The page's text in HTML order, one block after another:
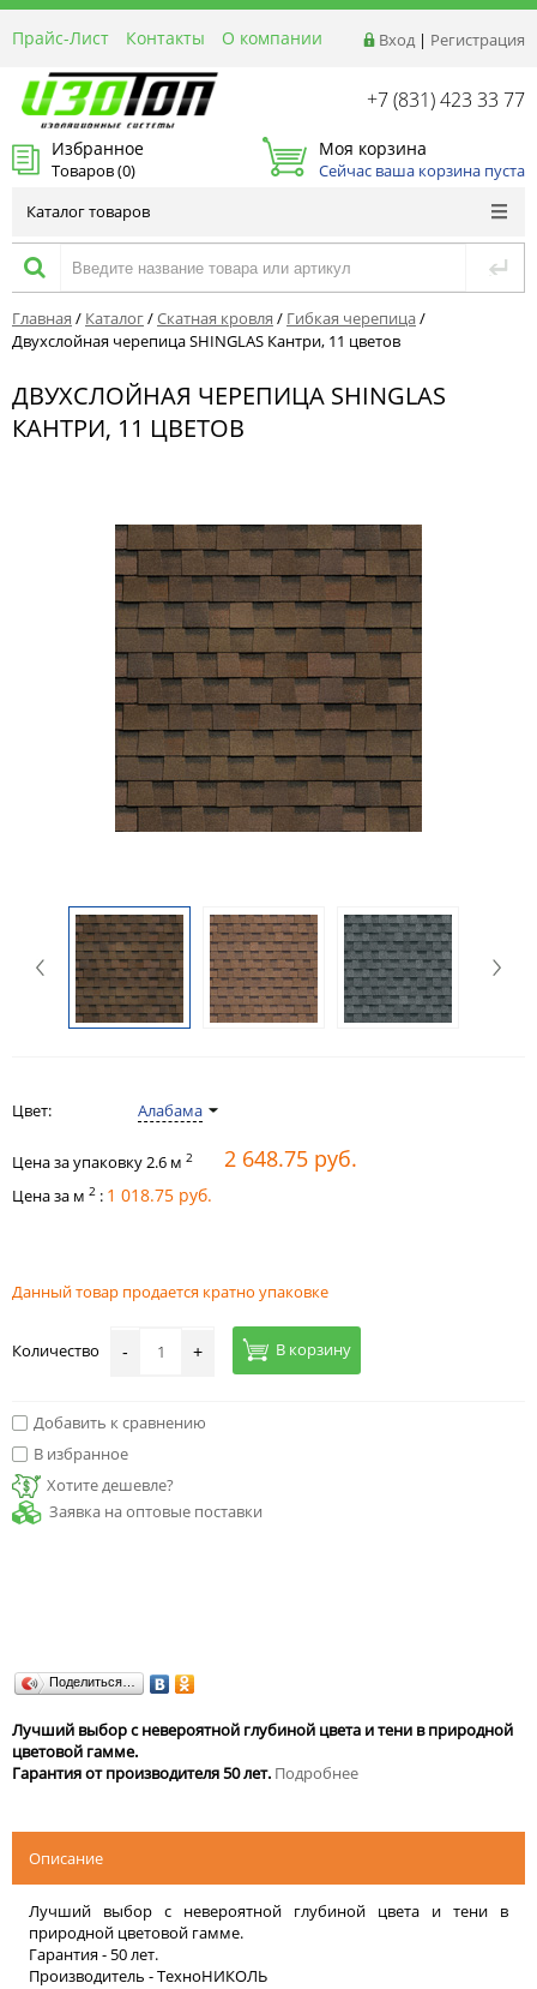
Вход | Регистрация
Прайс-Лист Контакты
О компании
Реквизиты
Доставка
Акции и Распродажи
Оптовым покупателям
+7 (831) 423 33 77
Избранное
Товаров (0)
Моя корзина
Сейчас ваша корзина пуста
Каталог товаров
Главная / Каталог/Скатная кровля / Гибкая черепица/
Двухслойная черепица SHINGLAS Кантри, 11 цветов
ДВУХСЛОЙНАЯ ЧЕРЕПИЦА SHINGLAS
КАНТРИ, 11 ЦВЕТОВ
Цвет: Алабама
Цена за упаковку2.6 м 2 2 648.75 руб.
Цена за м 2 : 1 018.75 руб.
Данный товар продается кратно упаковке
Количество - + В корзину
Добавить к сравнению
В избранное
Хотите дешевле?
Заявка на оптовые поставки
Поделиться…
Лучший выбор с невероятной глубиной цвета и тени в природной
цветовой гамме.
Гарантия от производителя 50 лет. Подробнее
Описание
Лучший выбор с невероятной глубиной цвета и тени в
природной цветовой гамме.
Гарантия - 50 лет.
Производитель - ТехноНИКОЛЬ